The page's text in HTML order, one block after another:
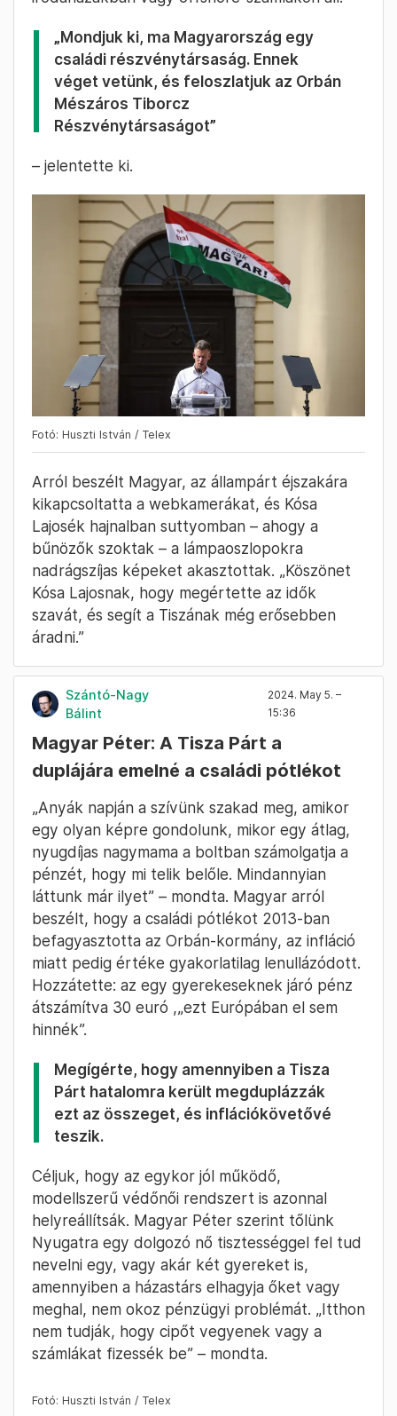
„Mondjuk ki, ma Magyarország egy
családi részvénytársaság. Ennek
véget vetünk, és feloszlatjuk az Orbán
Mészáros Tiborcz
Részvénytársaságot”
– jelentette ki.
Fotó: Huszti István / Telex
Arról beszélt Magyar, az állampárt éjszakára
kikapcsoltatta a webkamerákat, és Kósa
Lajosék hajnalban suttyomban – ahogy a
bűnözők szoktak – a lámpaoszlopokra
nadrágszíjas képeket akasztottak. „Köszönet
Kósa Lajosnak, hogy megértette az idők
szavát, és segít a Tiszának még erősebben
áradni.”
Szántó-Nagy
Bálint
2024. May 5. –
15:36
Magyar Péter: A Tisza Párt a
duplájára emelné a családi pótlékot
„Anyák napján a szívünk szakad meg, amikor
egy olyan képre gondolunk, mikor egy átlag,
nyugdíjas nagymama a boltban számolgatja a
pénzét, hogy mi telik belőle. Mindannyian
láttunk már ilyet” – mondta. Magyar arról
beszélt, hogy a családi pótlékot 2013-ban
befagyasztotta az Orbán-kormány, az infláció
miatt pedig értéke gyakorlatilag lenullázódott.
Hozzátette: az egy gyerekeseknek járó pénz
átszámítva 30 euró ,„ezt Európában el sem
hinnék”.
Megígérte, hogy amennyiben a Tisza
Párt hatalomra került megduplázzák
ezt az összeget, és inflációkövetővé
teszik.
Céljuk, hogy az egykor jól működő,
modellszerű védőnői rendszert is azonnal
helyreállítsák. Magyar Péter szerint tőlünk
Nyugatra egy dolgozó nő tisztességgel fel tud
nevelni egy, vagy akár két gyereket is,
amennyiben a házastárs elhagyja őket vagy
meghal, nem okoz pénzügyi problémát. „Itthon
nem tudják, hogy cipőt vegyenek vagy a
számlákat fizessék be” – mondta.